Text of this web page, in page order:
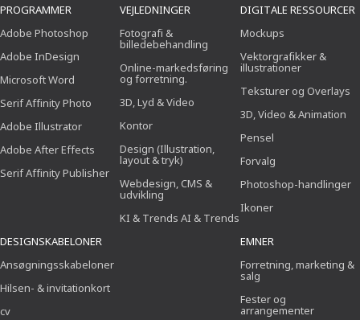
PROGRAMMER
Adobe Photoshop
Adobe InDesign
Microsoft Word
Serif Affinity Photo
Adobe Illustrator
Adobe After Effects
Serif Affinity Publisher
VEJLEDNINGER
Fotografi &
billedebehandling
Online-markedsføring
og forretning.
3D, Lyd & Video
Kontor
Design (Illustration,
layout & tryk)
Webdesign, CMS &
udvikling
KI & Trends AI & Trends
DIGITALE RESSOURCER
Mockups
Vektorgrafikker &
illustrationer
Teksturer og Overlays
3D, Video & Animation
Pensel
Forvalg
Photoshop-handlinger
Ikoner
DESIGNSKABELONER
Ansøgningsskabeloner
Hilsen- & invitationkort
cv
EMNER
Forretning, marketing &
salg
Fester og
arrangementer